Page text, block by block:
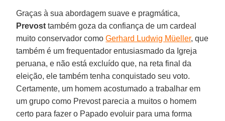
Graças à sua abordagem suave e pragmática,
Prevost também goza da confiança de um cardeal
muito conservador comoGerhard Ludwig Müeller, que
também é um frequentador entusiasmado da Igreja
peruana, e não está excluído que, na reta final da
eleição, ele também tenha conquistado seu voto.
Certamente, um homem acostumado a trabalhar em
um grupo como Prevost parecia a muitos o homem
certo para fazer o Papado evoluir para uma forma